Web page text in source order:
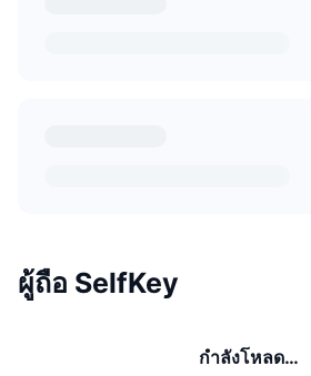
ผู้ถือ SelfKey
กำลังโหลด…